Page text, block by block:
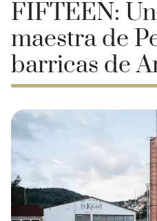
FIFTEEN:
maestra de
barricas de